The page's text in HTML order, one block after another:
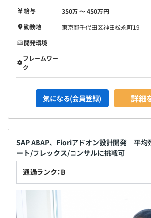
給与
350万 〜 450万円
勤務地
東京都千代田区神田松永町19
開発環境
フレームワー
ク
気になる(会員登録) 詳細
SAP ABAP、Fioriアドオン設計開発 平均
ート/フレックス/コンサルに挑戦可
通過ランク：B